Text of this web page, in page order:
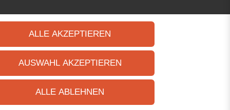
ALLE AKZEPTIEREN
AUSWAHL AKZEPTIEREN
ALLE ABLEHNEN